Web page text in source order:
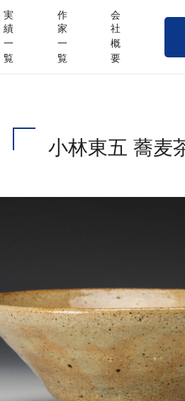
実
績
一
覧
作
家
一
覧
会
社
概
要
小林東五 蕎麦